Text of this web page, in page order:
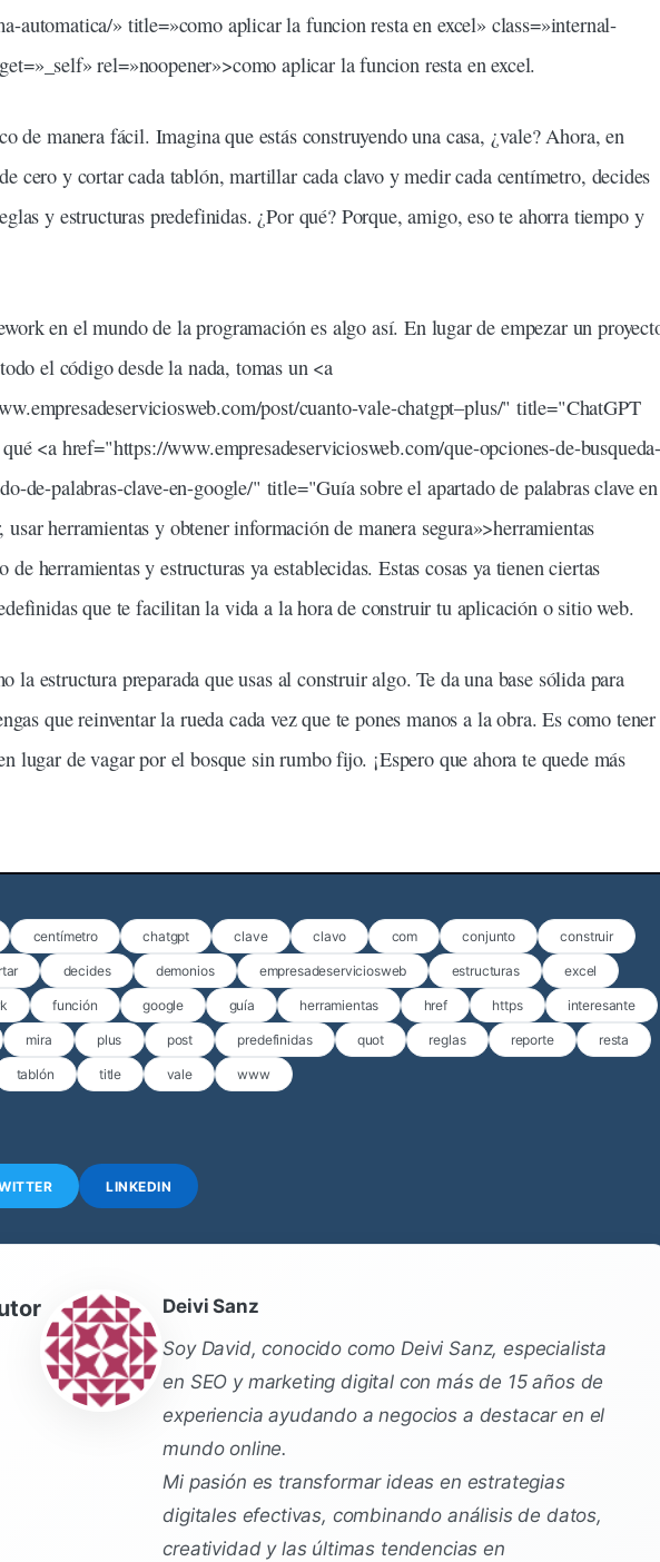
automatica/» title=»como aplicar la funcion resta en excel» class=»internal-
rel=»noopener»>como aplicar la funcion resta en excel.
de manera fácil. Imagina que estás construyendouna casa, ¿vale? Ahora, en
cero y cortarcada tablón,martillarcada clavoymedircada centímetro, decides
y estructuras predefinidas. ¿Por qué? Porque, amigo, eso te ahorra tiempo y
en el mundo de laprogramaciónes algo así. En lugar de empezar un
el código desde la nada, tomas un <a
post/cuanto-vale-chatgpt–plus/" title="ChatGPT
<a href="https://www.empresadeserviciosweb.com/que-opciones-de-busqueda-
de-palabras-clave-en-google/" title="Guía sobre el apartado de palabras clave en
usarherramientas y obtener información de manera segura»>herramientas
de herramientas y estructuras ya establecidas. Estas cosas ya tienen ciertas
que te facilitan la vida a la hora de construir tu aplicacióno sitio web.
la estructurapreparada que usas al construir algo. Te da una base sólida para
que reinventar la rueda cada vez que te pones manos a la obra. Es como tener
lugar de vagar por el bosque sin rumbo fijo. ¡Espero que ahora te quede más
centímetro chatgpt clave clavo com conjunto construir
decides demonios empresadeserviciosweb estructuras excel
función google guía herramientas href https interesante
mira plus post predefinidas quot reglas reporte resta
tablón title vale www
LINKEDIN
Deivi Sanz
Soy David, conocido como Deivi Sanz, especialista
en SEO y marketing digital con más de 15 años de
experiencia ayudando a negocios a destacar en el
mundo online.
Mi pasión es transformar ideas en estrategias
digitales efectivas, combinando análisis de datos,
creatividad y las últimas tendencias en